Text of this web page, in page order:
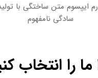
ایپسوم متن ساختگی با
سادگی نامفهوم
را انتخاب